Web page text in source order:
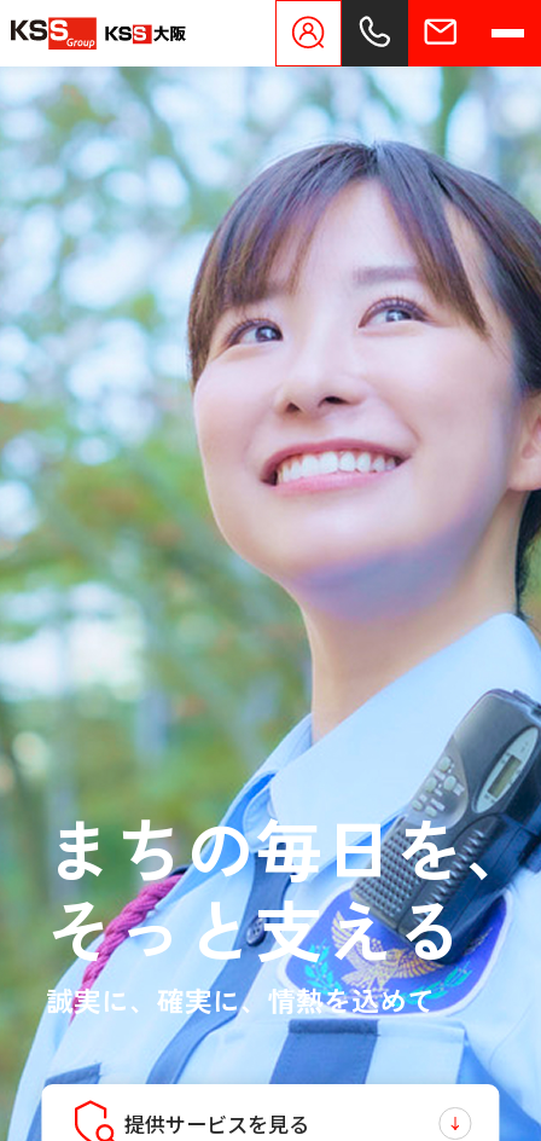
まちの毎日を、
そっと支える
誠実に、確実に、情熱を込めて
提供サービスを見る